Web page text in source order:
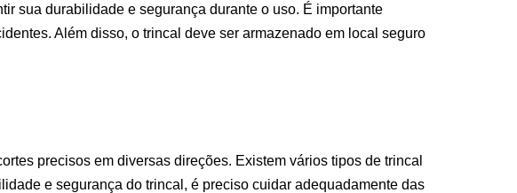
sua durabilidade e segurança durante o uso. É importante
Além disso, o trincal deve ser armazenado em local seguro
precisos em diversas direções. Existem vários tipos de trincal
e segurança do trincal, é preciso cuidar adequadamente das